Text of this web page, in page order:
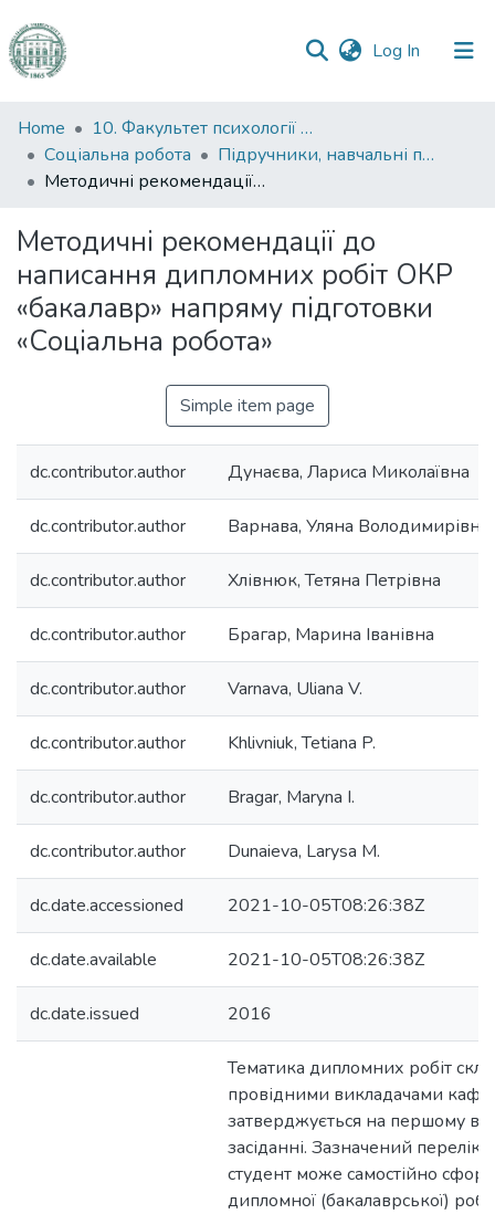
Log In (current)
Communities
&
Collections
Statistics
Home
10. Факультет психології та соціальної роботи
Соціальна робота
Підручники, навчальні посібники та інші науково- та навчально-методичні праці ФПСР (Соціальна робота)
Методичні рекомендації до написання дипломних робіт ОКР «бакалавр» напряму підготовки «Соціальна робота»
Методичні рекомендації до
написання дипломних робіт ОКР
«бакалавр» напряму підготовки
«Соціальна робота»
Simple item page
dc.contributor.author Дунаєва, Лариса Миколаївна
dc.contributor.author Варнава, Уляна Володимирівна
dc.contributor.author Хлівнюк, Тетяна Петрівна
dc.contributor.author Брагар, Марина Іванівна
dc.contributor.author Varnava, Uliana V.
dc.contributor.author Khlivniuk, Tetiana P.
dc.contributor.author Bragar, Maryna I.
dc.contributor.author Dunaieva, Larysa M.
dc.date.accessioned 2021-10-05T08:26:38Z
dc.date.available 2021-10-05T08:26:38Z
dc.date.issued 2016
Тематика дипломних робіт
провідними викладачами
затверджується на першому в
засіданні. Зазначений
студент може самостійно
дипломної (бакалаврської)